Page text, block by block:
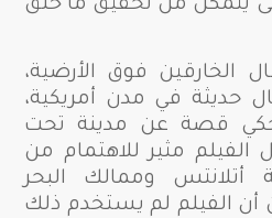
يتمكن من تحقيق ما خُلق
الخارقين فوق الأرضية،
حديثة في مدن أمريكية،
قصة عن مدينة تحت
مثير للاهتمام من
أتلانتس وممالك البحر
أن الفيلم لم يستخدم ذلك